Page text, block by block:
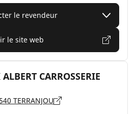
le revendeur
le site web
CARROSSERIE
TERRANJOU